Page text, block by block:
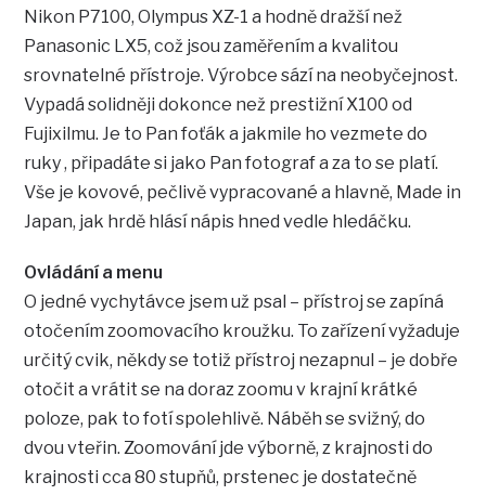
Nikon P7100, Olympus XZ-1 a hodně dražší než
Panasonic LX5, což jsou zaměřením a kvalitou
srovnatelné přístroje. Výrobce sází na neobyčejnost.
Vypadá solidněji dokonce než prestižní X100 od
Fujixilmu. Je to Pan foťák a jakmile ho vezmete do
ruky , připadáte si jako Pan fotograf a za to se platí.
Vše je kovové, pečlivě vypracované a hlavně, Made in
Japan, jak hrdě hlásí nápis hned vedle hledáčku.
Ovládání a menu
O jedné vychytávce jsem už psal – přístroj se zapíná
otočením zoomovacího kroužku. To zařízení vyžaduje
určitý cvik, někdy se totiž přístroj nezapnul – je dobře
otočit a vrátit se na doraz zoomu v krajní krátké
poloze, pak to fotí spolehlivě. Náběh se svižný, do
dvou vteřin. Zoomování jde výborně, z krajnosti do
krajnosti cca 80 stupňů, prstenec je dostatečně